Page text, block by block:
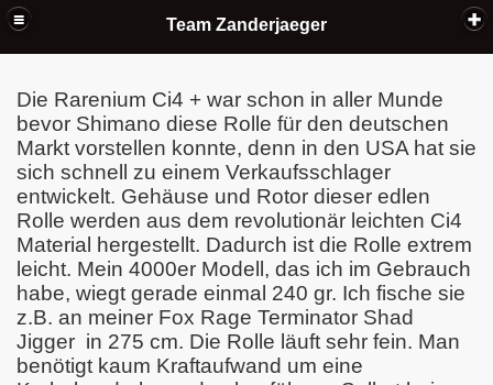
Team Zanderjaeger
Die Rarenium Ci4 + war schon in aller Munde
bevor Shimano diese Rolle für den deutschen
Markt vorstellen konnte, denn in den USA hat sie
sich schnell zu einem Verkaufsschlager
entwickelt. Gehäuse und Rotor dieser edlen
Rolle werden aus dem revolutionär leichten Ci4
Material hergestellt. Dadurch ist die Rolle extrem
leicht. Mein 4000er Modell, das ich im Gebrauch
habe, wiegt gerade einmal 240 gr. Ich fische sie
z.B. an meiner Fox Rage Terminator Shad
Jigger in 275 cm. Die Rolle läuft sehr fein. Man
benötigt kaum Kraftaufwand um eine
Menü schließen
Artikel
=> Quantum Leader Dispenser Tasche
=> Lowrance FishHunter 3D
=> Duo Reversible Lure Case
=> Headbanger Shad
=> Turbo Bait Classic
=> Westin Hollow Teez ST
=> Westin W3 Angeltaschen
=> Gamakatsu Akilas Spinnrute 80 und 90XH
=> Shimano EXSENCE C 3000 CI4 + HGM C3000HGM
=> Westin W 8 Powershad 2,40m 15-40g
=> Westin W6 Lurebag Angeltasche
=> Shimano Rarenium Ci4+ 4000 FB
=> Fox Rage Terminator Shad Jigger Series Rapid
=> Fox Rage Mini Fry
=> Einfach eine geile Boots-Kombo